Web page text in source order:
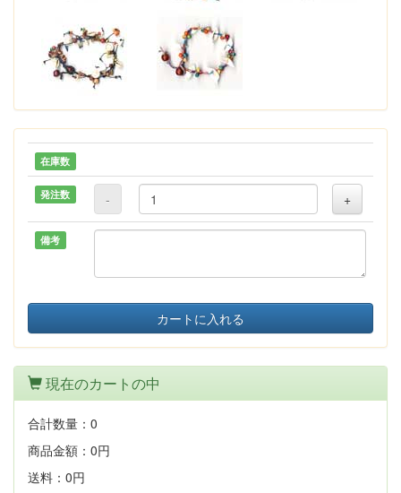
在庫数
発注数 - +
備考
カートに入れる
現在のカートの中
合計数量： 0
商品金額： 0円
送料： 0円